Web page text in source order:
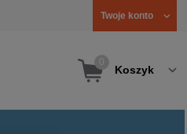
Twoje konto
Koszyk